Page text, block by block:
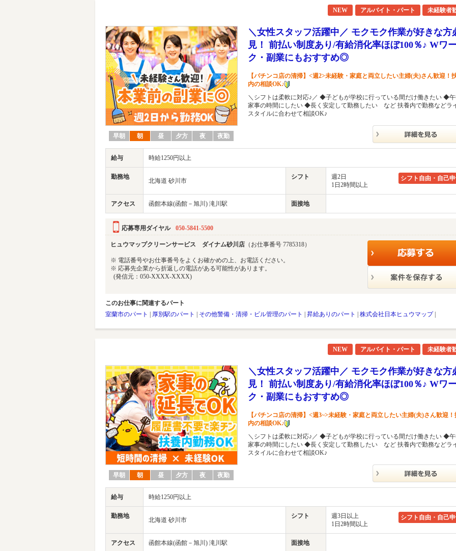
NEW アルバイト・パート 未経験者
早朝 朝 昼 夕方 夜 夜勤
＼女性スタッフ活躍中／ モクモク作業が好きな方
見！ 前払い制度あり/有給消化率ほぼ100％♪ Wワ
ク・副業にもおすすめ◎
【パチンコ店の清掃】<週2>未経験・家庭と両立したい主婦(夫)さん歓迎！
内の相談OK♪
＼シフトは柔軟に対応♪／ ◆子どもが学校に行っている間だけ働きたい ◆午
家事の時間にしたい ◆長く安定して勤務したい など 扶養内で勤務などラ
スタイルに合わせて相談OK♪
給与 時給1250円以上
勤務地
北海道 砂川市
シフト
週2日
1日2時間以上
シフト自由・自己
アクセス 函館本線(函館－旭川) 滝川駅 面接地
応募専用ダイヤル 050-5841-5500
ヒュウマップクリーンサービス ダイナム砂川店 （お仕事番号 7785318）
※ 電話番号やお仕事番号をよくお確かめの上、お電話ください。
※ 応募先企業から折返しの電話がある可能性があります。
(発信元：050-XXXX-XXXX)
このお仕事に関連するパート
室蘭市のパート
厚別駅のパート その他警備・清掃・ビル管理のパート 昇給ありのパート 株式会社日本ヒュウマップ|
NEW アルバイト・パート 未経験者
早朝 朝 昼 夕方 夜 夜勤
＼女性スタッフ活躍中／ モクモク作業が好きな方
見！ 前払い制度あり/有給消化率ほぼ100％♪ Wワ
ク・副業にもおすすめ◎
【パチンコ店の清掃】<週3~>未経験・家庭と両立したい主婦(夫)さん歓迎！
内の相談OK♪
＼シフトは柔軟に対応♪／ ◆子どもが学校に行っている間だけ働きたい ◆午
家事の時間にしたい ◆長く安定して勤務したい など 扶養内で勤務などラ
スタイルに合わせて相談OK♪
給与 時給1250円以上
勤務地
北海道 砂川市
シフト
週3日以上
1日2時間以上
シフト自由・自己
アクセス 函館本線(函館－旭川) 滝川駅 面接地